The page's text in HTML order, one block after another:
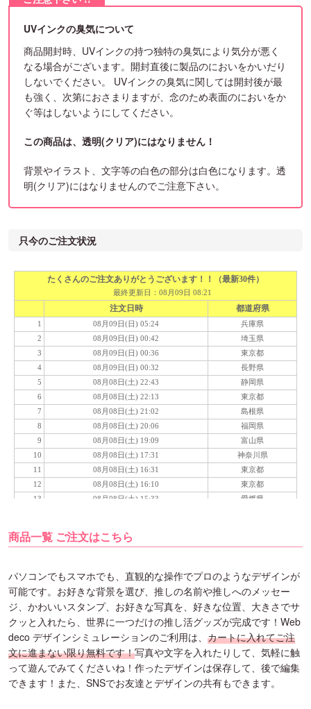
UVインクの臭気について
商品開封時、UVインクの持つ独特の臭気により気分が悪く
なる場合がございます。開封直後に製品のにおいをかいだり
しないでください。 UVインクの臭気に関しては開封後が最
も強く、次第におさまりますが、念のため表面のにおいをか
ぐ等はしないようにしてください。
この商品は、透明(クリア)にはなりません！
背景やイラスト、文字等の白色の部分は白色になります。透
明(クリア)にはなりませんのでご注意下さい。
只今のご注文状況
商品一覧 ご注文はこちら
パソコンでもスマホでも、直観的な操作でプロのようなデザインが
可能です。お好きな背景を選び、推しの名前や推しへのメッセー
ジ、かわいいスタンプ、お好きな写真を、好きな位置、大きさでサ
クッと入れたら、世界に一つだけの推し活グッズが完成です！Web
deco デザインシミュレーションのご利用は、 カートに入れてご注
文に進まない限り無料です！写真や文字を入れたりして、気軽に触
って遊んでみてくださいね！作ったデザインは保存して、後で編集
できます！また、SNSでお友達とデザインの共有もできます。